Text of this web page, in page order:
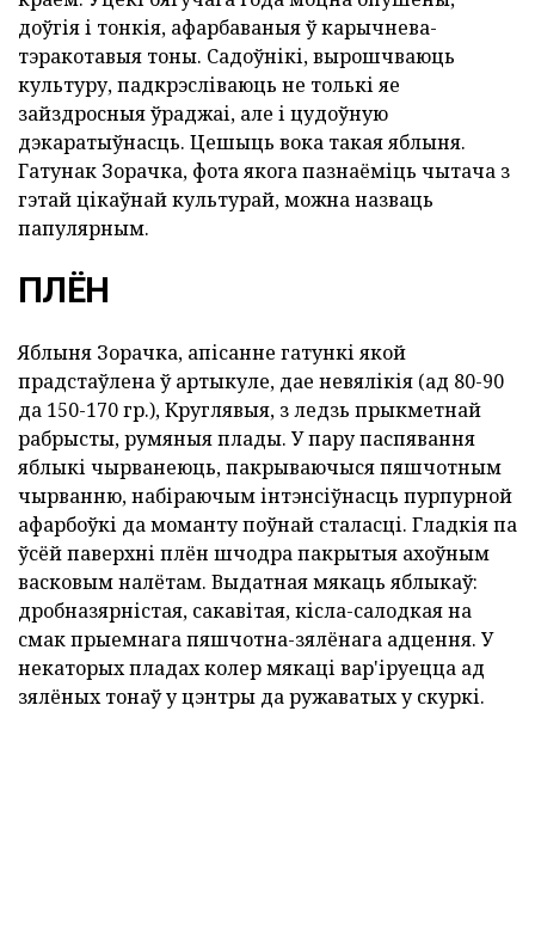
доўгія і тонкія, афарбаваныя ў карычнева-
тэракотавыя тоны. Садоўнікі, вырошчваюць
культуру, падкрэсліваюць не толькі яе
зайздросныя ўраджаі, але і цудоўную
дэкаратыўнасць. Цешыць вока такая яблыня.
Гатунак Зорачка, фота якога пазнаёміць чытача з
гэтай цікаўнай культурай, можна назваць
папулярным.
ПЛЁН
Яблыня Зорачка, апісанне гатункі якой
прадстаўлена ў артыкуле, дае невялікія (ад 80-90
да 150-170 гр.), Круглявыя, з ледзь прыкметнай
рабрысты, румяныя плады. У пару паспявання
яблыкі чырванеюць, пакрываючыся пяшчотным
чырванню, набіраючым інтэнсіўнасць пурпурной
афарбоўкі да моманту поўнай сталасці. Гладкія па
ўсёй паверхні плён шчодра пакрытыя ахоўным
васковым налётам. Выдатная мякаць яблыкаў:
дробназярністая, сакавітая, кісла-салодкая на
смак прыемнага пяшчотна-зялёнага адцення. У
некаторых пладах колер мякаці вар'іруецца ад
зялёных тонаў у цэнтры да ружаватых у скуркі.